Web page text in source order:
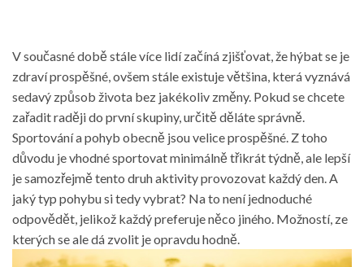
V současné době stále více lidí začíná zjišťovat, že hýbat se je
zdraví prospěšné, ovšem stále existuje většina, která vyznává
sedavý způsob života bez jakékoliv změny. Pokud se chcete
zařadit raději do první skupiny, určitě děláte správně.
Sportování a pohyb obecně jsou velice prospěšné. Z toho
důvodu je vhodné sportovat minimálně třikrát týdně, ale lepší
je samozřejmě tento druh aktivity provozovat každý den. A
jaký typ pohybu si tedy vybrat? Na to není jednoduché
odpovědět, jelikož každý preferuje něco jiného. Možností, ze
kterých se ale dá zvolit je opravdu hodně.